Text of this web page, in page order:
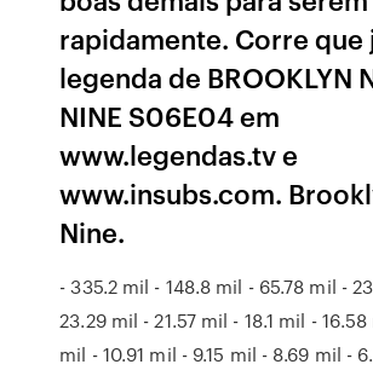
rapidamente. Corre que
legenda de BROOKLYN
NINE S06E04 em
www.legendas.tv e
www.insubs.com.
Nine.
- 335.2 mil - 148.8 mil - 65.78 mil -
23.29 mil - 21.57 mil - 18.1 mil - 16.58
mil - 10.91 mil - 9.15 mil - 8.69 mil -